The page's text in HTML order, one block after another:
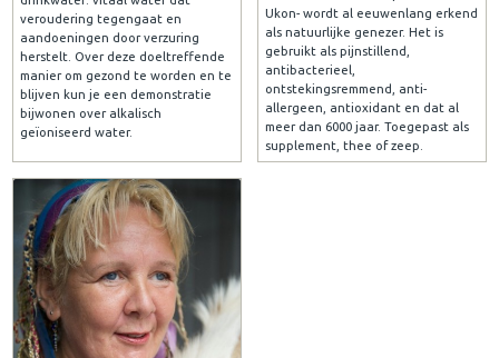
veroudering tegengaat en
aandoeningen door verzuring
herstelt. Over deze doeltreffende
manier om gezond te worden en te
blijven kun je een demonstratie
bijwonen over alkalisch
geïoniseerd water.
Ukon- wordt al eeuwenlang erkend
als natuurlijke genezer. Het is
gebruikt als pijnstillend,
antibacterieel,
ontstekingsremmend, anti-
allergeen, antioxidant en dat al
meer dan 6000 jaar. Toegepast als
supplement, thee of zeep.